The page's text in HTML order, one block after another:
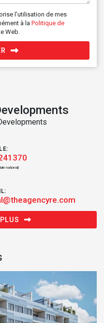
l'utilisation de mes
à la Politique de
Web.
national)